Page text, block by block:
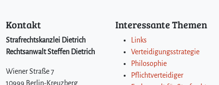
Kontakt
Strafrechtskanzlei Dietrich
Rechtsanwalt Steffen Dietrich
Wiener Straße 7
10999 Berlin-Kreuzberg
Interessante Themen
Links
Verteidigungsstrategie
Philosophie
Pflichtverteidiger